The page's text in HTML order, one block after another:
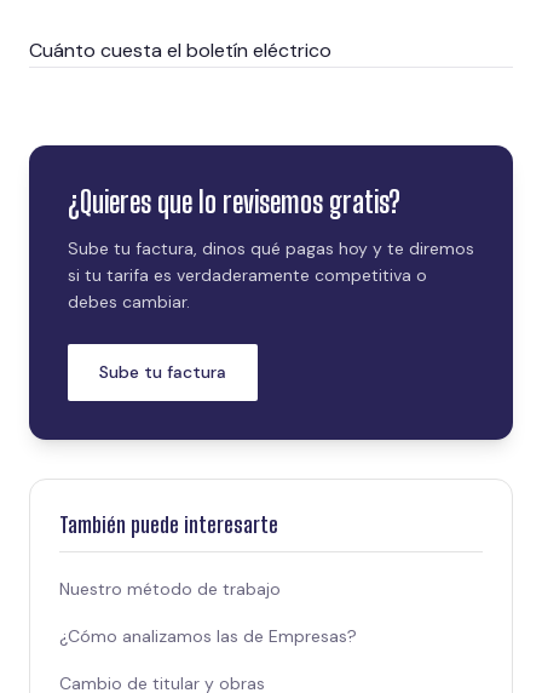
Cuánto cuesta el boletín eléctrico
¿Quieres que lo revisemos gratis?
Sube tu factura, dinos qué pagas hoy y te diremos
si tu tarifa es verdaderamente competitiva o
debes cambiar.
Sube tu factura
También puede interesarte
Nuestro método de trabajo
¿Cómo analizamos las de Empresas?
Cambio de titular y obras